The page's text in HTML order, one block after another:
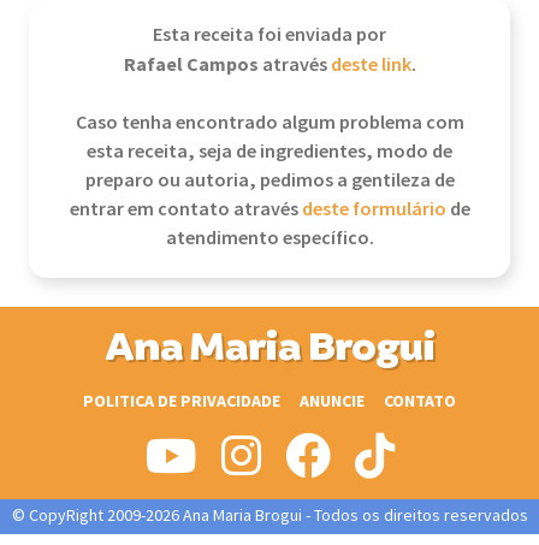
Esta receita foi enviada por
Rafael Campos atravésdeste link.
Caso tenha encontrado algum problema com
esta receita, seja de ingredientes, modo de
preparo ou autoria, pedimos a gentileza de
entrar em contato atravésdeste formulário de
atendimento específico.
Ana Maria Brogui
POLITICA DE PRIVACIDADE ANUNCIE CONTATO
© CopyRight 2009-2026 Ana Maria Brogui - Todos os direitos reservados